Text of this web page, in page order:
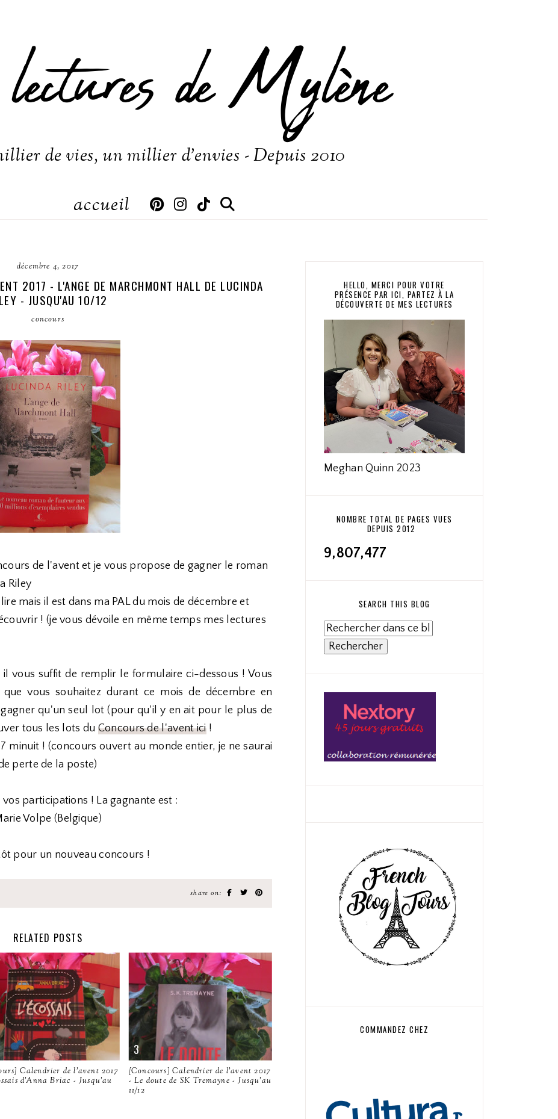
de Mylène
de vies, un millier d'envies - Depuis 2010
accueil
décembre 4, 2017
2017 - L'ANGE DE MARCHMONT HALL DE LUCINDA
- JUSQU'AU 10/12
concours
de l'avent et je vous propose de gagner le roman
Riley
mais il est dans ma PAL du mois de décembre et
! (je vous dévoile en même temps mes lectures
vous suffit de remplir le formulaire ci-dessous ! Vous
vous souhaitez durant ce mois de décembre en
qu'un seul lot (pour qu'il y en ait pour le plus de
tous les lots du Concours de l'avent ici!
minuit ! (concours ouvert au monde entier, je ne saurai
perte de la poste)
participations ! La gagnante est :
Volpe (Belgique)
pour un nouveau concours !
share on:
RELATED POSTS
Calendrier de l'avent 2017
d'Anna Briac - Jusqu'au
[Concours] Calendrier de l'avent 2017
- Le doute de SK Tremayne - Jusqu'au
11/12
HELLO, MERCI POUR VOTRE
PRÉSENCE PAR ICI, PARTEZ À LA
DÉCOUVERTE DE MES LECTURES
Meghan Quinn 2023
NOMBRE TOTAL DE PAGES VUES
DEPUIS 2012
9,807,477
SEARCH THIS BLOG
COMMANDEZ CHEZ